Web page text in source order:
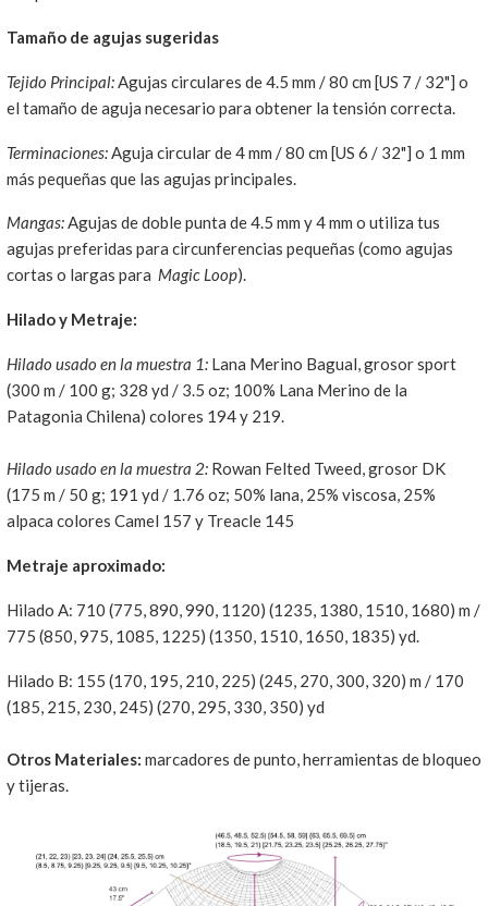
Tamaño de agujas sugeridas
Tejido Principal:Agujas circulares de 4.5 mm / 80 cm [US 7 / 32"] o
el tamaño de aguja necesario para obtener la tensión correcta.
Terminaciones:Aguja circular de 4 mm / 80 cm [US 6 / 32"] o 1 mm
más pequeñas que las agujas principales.
Mangas:Agujas de doble punta de 4.5 mm y 4 mm o utiliza tus
agujas preferidas para circunferencias pequeñas (como agujas
cortas o largas para Magic Loop).
Hilado y Metraje:
Hilado usado en la muestra 1: Lana Merino Bagual, grosor sport
(300 m / 100 g; 328 yd / 3.5 oz; 100% Lana Merino de la
Patagonia Chilena) colores 194 y 219.
Hilado usado en la muestra 2: Rowan Felted Tweed, grosor DK
(175 m / 50 g; 191 yd / 1.76 oz; 50% lana, 25% viscosa, 25%
alpaca colores Camel 157 y Treacle 145
Metraje aproximado:
Hilado A: 710 (775, 890, 990, 1120) (1235, 1380, 1510, 1680) m /
775 (850, 975, 1085, 1225) (1350, 1510, 1650, 1835) yd.
Hilado B: 155 (170, 195, 210, 225) (245, 270, 300, 320) m / 170
(185, 215, 230, 245) (270, 295, 330, 350) yd
Otros Materiales: marcadores de punto, herramientas de bloqueo
y tijeras.